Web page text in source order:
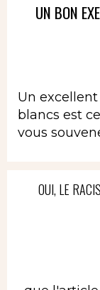
UN BON
Un
blancs est
vous
OUI, LE